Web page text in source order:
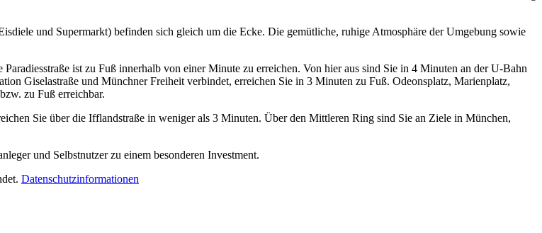
und Supermarkt) befinden sich gleich um die Ecke. Die gemütliche, ruhige Atmosphäre der Umgebung sowie
ist zu Fuß innerhalb von einer Minute zu erreichen. Von hier aus sind Sie in 4 Minuten an der U-Bahn
Giselastraße und Münchner Freiheit verbindet, erreichen Sie in 3 Minuten zu Fuß. Odeonsplatz, Marienplatz,
zu Fuß erreichbar.
Sie über die Ifflandstraße in weniger als 3 Minuten. Über den Mittleren Ring sind Sie an Ziele in München,
und Selbstnutzer zu einem besonderen Investment.
Datenschutzinformationen